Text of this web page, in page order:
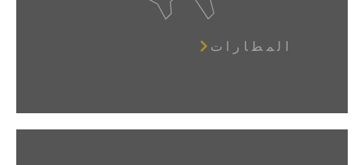
المطارات